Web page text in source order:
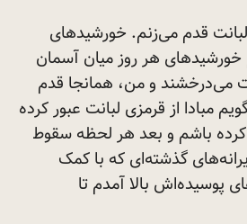
قدم می‌زنم. خورشیدهای
خورشیدهای هر روز میان آسمان
و من، همانجا قدم
مبادا از قرمزی لبانت عبور کرده
کرده باشم و بعد هر لحظه سقوط
گذشته‌ای که با کمک
پوسیده‌اش بالا آمدم تا